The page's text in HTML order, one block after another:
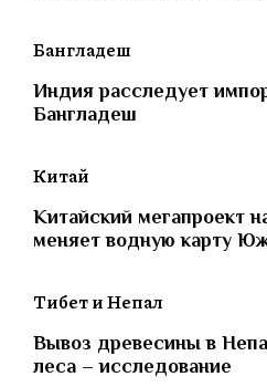
Бангладеш
Индия расследует
Бангладеш
Китай
Китайский мегапроект
меняет водную карту
Тибет и Непал
Вывоз древесины в
леса – исследование